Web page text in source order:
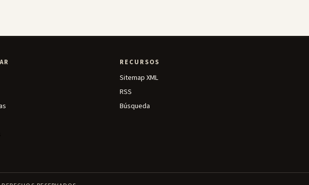
RECURSOS
Sitemap XML
RSS
Búsqueda